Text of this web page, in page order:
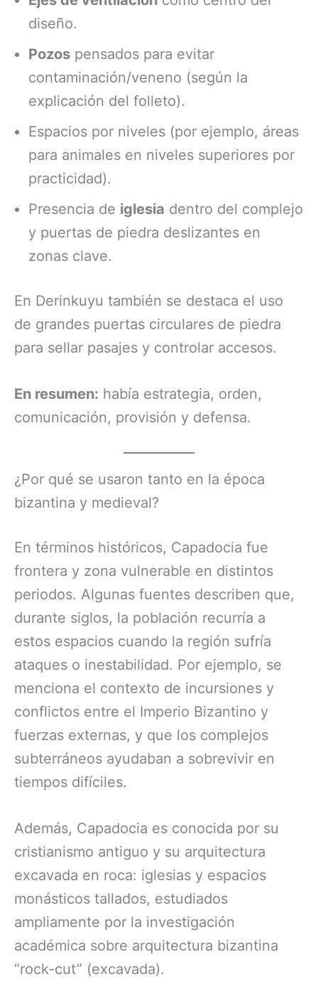
diseño.
Pozos pensados para evitar
contaminación/veneno (según la
explicación del folleto).
Espacios por niveles (por ejemplo, áreas
para animales en niveles superiores por
practicidad).
Presencia de iglesia dentro del complejo
y puertas de piedra deslizantes en
zonas clave.
En Derinkuyu también se destaca el uso
de grandes puertas circulares de piedra
para sellar pasajes y controlar accesos.
En resumen: había estrategia, orden,
comunicación, provisión y defensa.
¿Por qué se usaron tanto en la época
bizantina y medieval?
En términos históricos, Capadocia fue
frontera y zona vulnerable en distintos
periodos. Algunas fuentes describen que,
durante siglos, la población recurría a
estos espacios cuando la región sufría
ataques o inestabilidad. Por ejemplo, se
menciona el contexto de incursiones y
conflictos entre el Imperio Bizantino y
fuerzas externas, y que los complejos
subterráneos ayudaban a sobrevivir en
tiempos difíciles.
Además, Capadocia es conocida por su
cristianismo antiguo y su arquitectura
excavada en roca: iglesias y espacios
monásticos tallados, estudiados
ampliamente por la investigación
académica sobre arquitectura bizantina
“rock-cut” (excavada).